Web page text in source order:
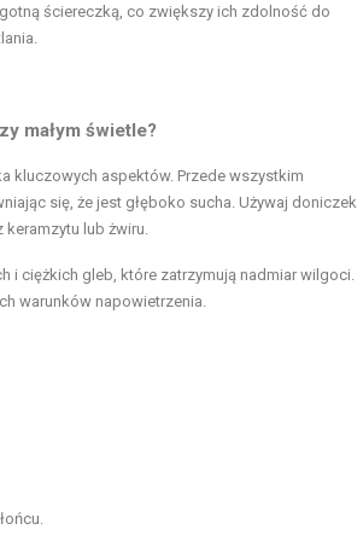
ściereczką, co zwiększy ich zdolność do
małym świetle?
kluczowych aspektów. Przede wszystkim
się, że jest głęboko sucha. Używaj doniczek
lub żwiru.
i ciężkich gleb, które zatrzymują nadmiar wilgoci.
warunków napowietrzenia.